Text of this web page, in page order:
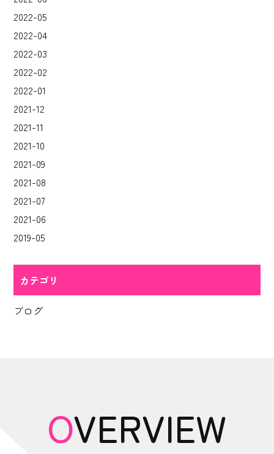
2022-05
2022-04
2022-03
2022-02
2022-01
2021-12
2021-11
2021-10
2021-09
2021-08
2021-07
2021-06
2019-05
カテゴリ
ブログ
OVERVIEW